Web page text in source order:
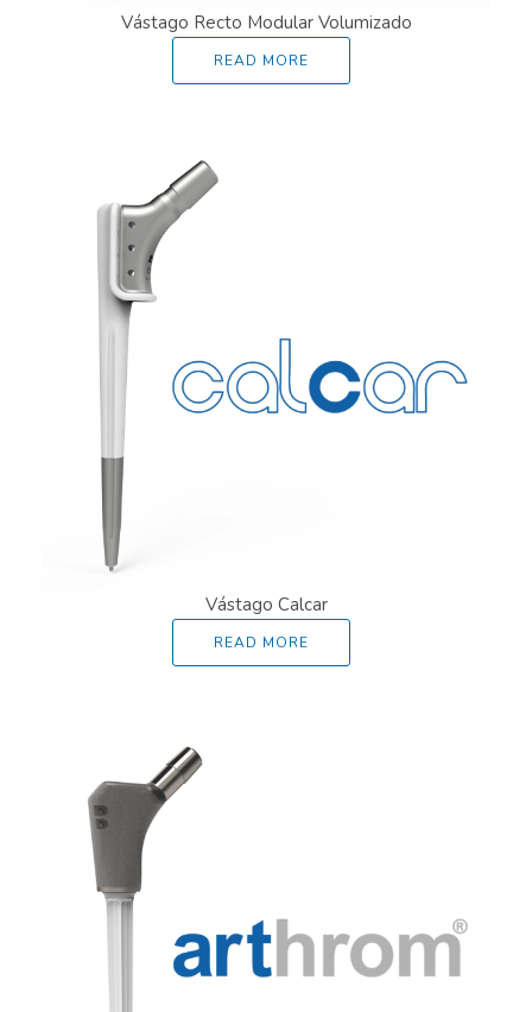
Vástago Recto Modular Volumizado
READ MORE
Vástago Calcar
READ MORE